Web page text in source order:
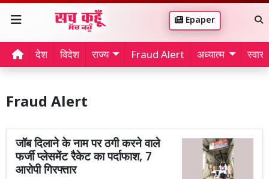
Epaper
देश विदेश राज्य Fraud Alert अध्यात्म
Fraud Alert
जॉब दिलाने के नाम पर ठगी करने वाले
फर्जी प्लेसमेंट रैकेट का पर्दाफाश, 7
आरोपी गिरफ्तार